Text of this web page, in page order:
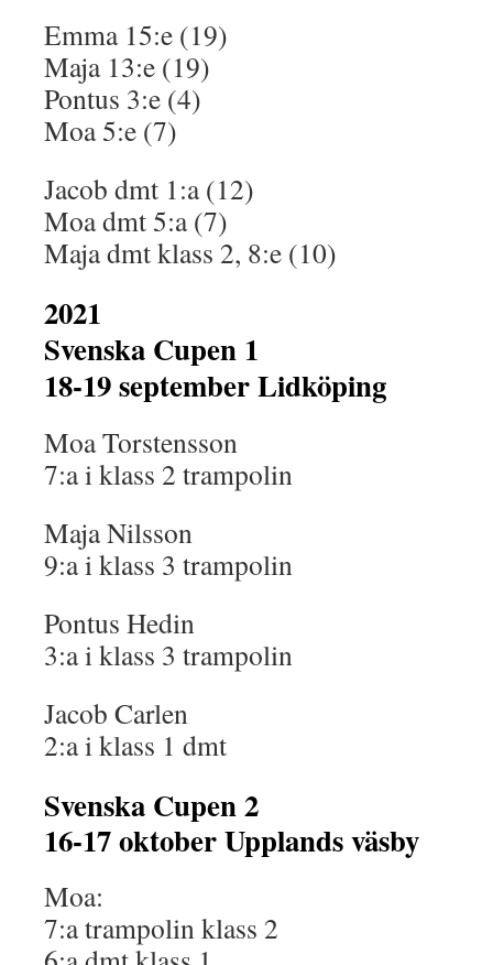
Emma 15:e (19)
Maja 13:e (19)
Pontus 3:e (4)
Moa 5:e (7)
Jacob dmt 1:a (12)
Moa dmt 5:a (7)
Maja dmt klass 2, 8:e (10)
2021
Svenska Cupen 1
18-19 september Lidköping
Moa Torstensson
7:a i klass 2 trampolin
Maja Nilsson
9:a i klass 3 trampolin
Pontus Hedin
3:a i klass 3 trampolin
Jacob Carlen
2:a i klass 1 dmt
Svenska Cupen 2
16-17 oktober Upplands väsby
Moa:
7:a trampolin klass 2